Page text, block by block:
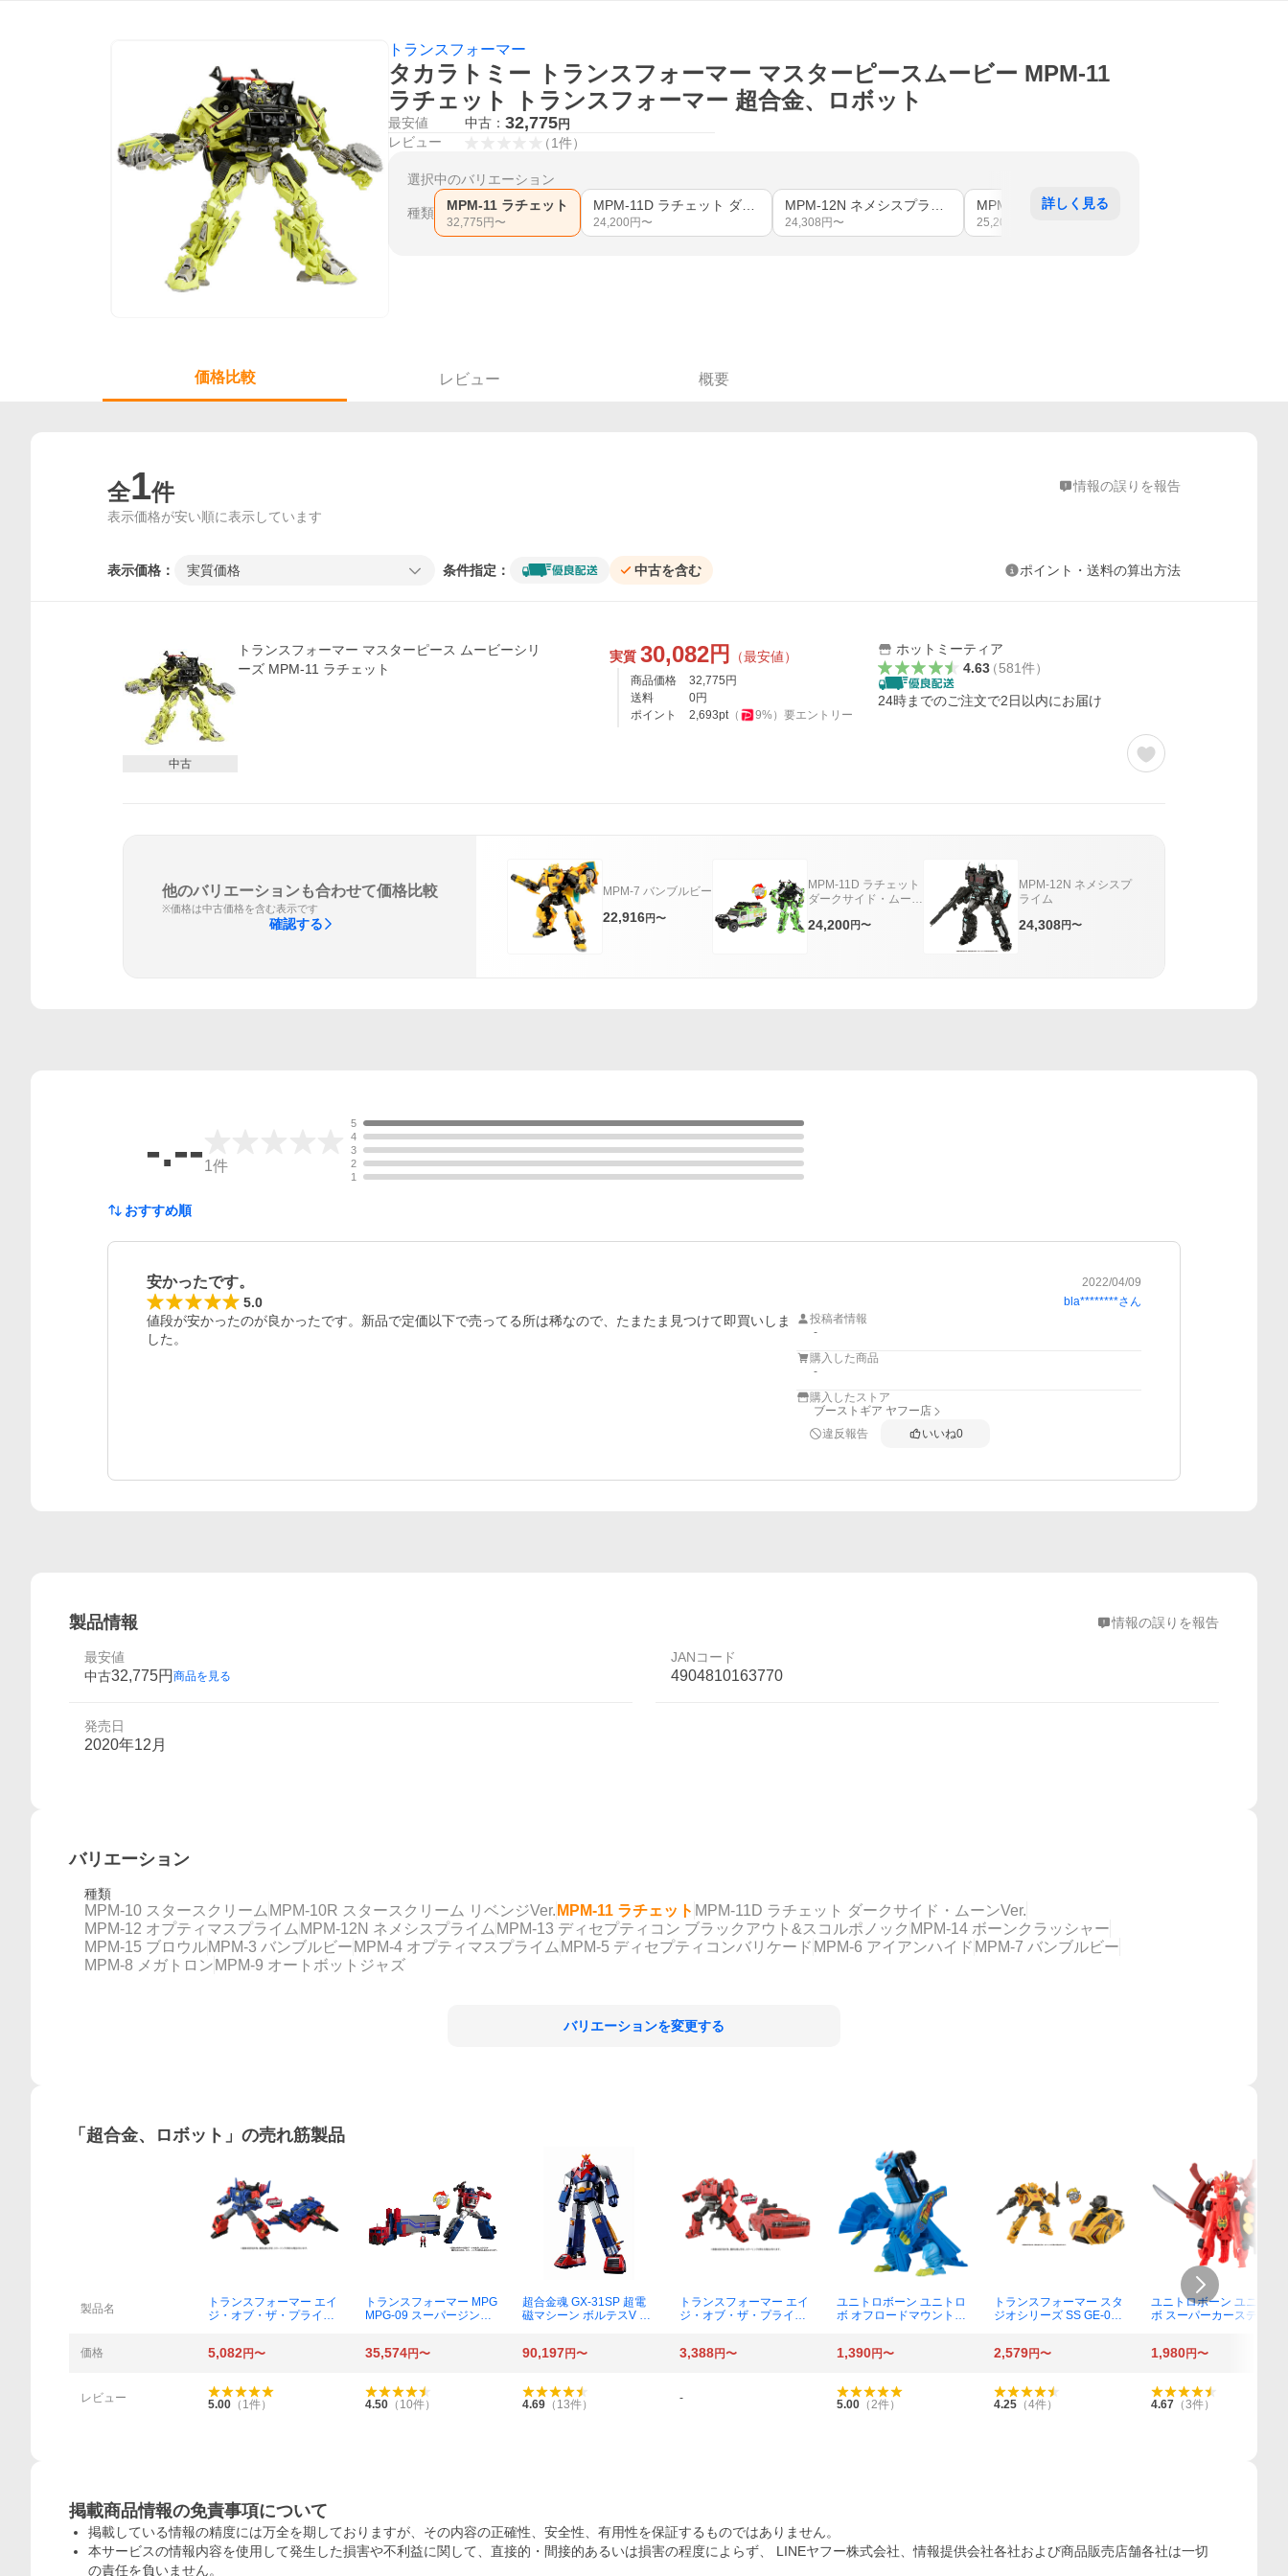
トランスフォーマー
タカラトミー トランスフォーマー マスターピースムービー MPM-11
ラチェット トランスフォーマー 超合金、ロボット
最安値 中古： 32,775円
レビュー （1件）
選択中のバリエーション
種類 MPM-11 ラチェット
32,775 円〜 24,200 円〜 24,308 円〜 25,200
詳しく見る
価格比較 レビュー 概要
全1件 情報の誤りを報告
表示価格が安い順に表示しています
表示価格： 実質価格 条件指定： 中古を含む ポイント・送料の算出方法
中古
トランスフォーマー マスターピース ムービーシリ
ーズ MPM-11 ラチェット
実質 30,082円 （最安値）
商品価格 32,775 円
送料
0円
ポイント
2,693pt（ 9%） 要エントリー
ホットミーティア
4.63（581件）
24時までのご注文で2日以内にお届け
他のバリエーションも合わせて価格比較
※価格は中古価格を含む表示です
確認する
MPM-7 バンブルビー
22,916円〜
MPM-11D ラチェット
ダークサイド・ムーン
24,200円〜
MPM-12N ネメシスプ
ライム
24,308円〜
-.--1件
5
4
3
2
1
おすすめ順
安かったです。 2022/04/09
5.0 bla********さん
値段が安かったのが良かったです。新品で定価以下で売ってる所は稀なので、たまたま見つけて即買いしま
した。
投稿者情報
-
購入した商品
-
購入したストア
ブーストギア ヤフー店
違反報告
いいね0
製品情報 情報の誤りを報告
最安値
中古32,775円 商品を見る
JANコード
4904810163770
発売日
2020年12月
バリエーション
種類
MPM-10 スタースクリーム MPM-10R スタースクリーム リベンジVer. MPM-11 ラチェット MPM-11D ラチェット ダークサイド・ムーンVer.
MPM-12 オプティマスプライム MPM-12N ネメシスプライム MPM-13 ディセプティコン ブラックアウト&スコルポノック MPM-14 ボーンクラッシャー
MPM-15 ブロウルMPM-3 バンブルビー MPM-4 オプティマスプライム MPM-5 ディセプティコンバリケード MPM-6 アイアンハイド MPM-7 バンブルビー
MPM-8 メガトロン MPM-9 オートボットジャズ
バリエーションを変更する
「 超合金、ロボット 」の売れ筋製品
製品名
トランスフォーマー エイ
ジ・オブ・ザ・プライム
トランスフォーマー MPG
MPG-09 スーパージンラ
超合金魂 GX-31SP 超電
磁マシーン ボルテスV CH
トランスフォーマー エイ
ジ・オブ・ザ・プライム
ス）
ユニトロボーン ユニトロ
ボ オフロードマウントフ
トランスフォーマー スタ
ジオシリーズ SS GE-02
ユニトロボーン ユニトロ
ボ スーパーカーステーキ
価格 5,082円〜 35,574円〜 90,197円〜 3,388円〜 1,390円〜 2,579円〜 1,980円〜
レビュー
5.00 （ 1件） 4.50 （ 10件） 4.69 （ 13件） - 5.00 （2件） 4.25 （4件） 4.67 （3件）
掲載商品情報の免責事項について
掲載している情報の精度には万全を期しておりますが、その内容の正確性、安全性、有用性を保証するものではありません。
本サービスの情報内容を使用して発生した損害や不利益に関して、直接的・間接的あるいは損害の程度によらず、 LINEヤフー株式会社、情報提供会社各社および商品販売店舗各社は一切
の責任を負いません。